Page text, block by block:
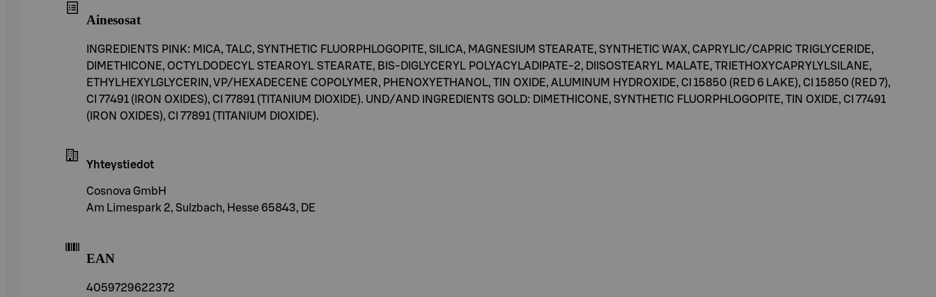
Ainesosat
INGREDIENTS PINK: MICA, TALC, SYNTHETIC FLUORPHLOGOPITE, SILICA, MAGNESIUM STEARATE, SYNTHETIC WAX, CAPRYLIC/CAPRIC TRIGLYCERIDE,
DIMETHICONE, OCTYLDODECYL STEAROYL STEARATE, BIS-DIGLYCERYL POLYACYLADIPATE-2, DIISOSTEARYL MALATE, TRIETHOXYCAPRYLYLSILANE,
ETHYLHEXYLGLYCERIN, VP/HEXADECENE COPOLYMER, PHENOXYETHANOL, TIN OXIDE, ALUMINUM HYDROXIDE, CI 15850 (RED 6 LAKE), CI 15850 (RED 7),
CI 77491 (IRON OXIDES), CI 77891 (TITANIUM DIOXIDE). UND/AND INGREDIENTS GOLD: DIMETHICONE, SYNTHETIC FLUORPHLOGOPITE, TIN OXIDE, CI 77491
(IRON OXIDES), CI 77891 (TITANIUM DIOXIDE).
Yhteystiedot
Cosnova GmbH
Am Limespark 2, Sulzbach, Hesse 65843, DE
EAN
4059729622372